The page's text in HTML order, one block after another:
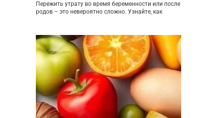
Пережить утрату во время беременности или после
родов – это невероятно сложно. Узнайте, как